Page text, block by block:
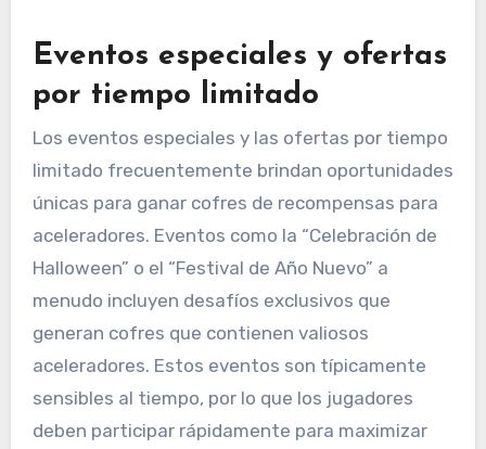
Eventos especiales y ofertas
por tiempo limitado
Los eventos especiales y las ofertas por tiempo
limitado frecuentemente brindan oportunidades
únicas para ganar cofres de recompensas para
aceleradores. Eventos como la “Celebración de
Halloween” o el “Festival de Año Nuevo” a
menudo incluyen desafíos exclusivos que
generan cofres que contienen valiosos
aceleradores. Estos eventos son típicamente
sensibles al tiempo, por lo que los jugadores
deben participar rápidamente para maximizar